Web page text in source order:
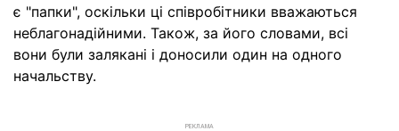
є "папки", оскільки ці співробітники вважаються
неблагонадійними. Також, за його словами, всі
вони були залякані і доносили один на одного
начальству.
РЕКЛАМА